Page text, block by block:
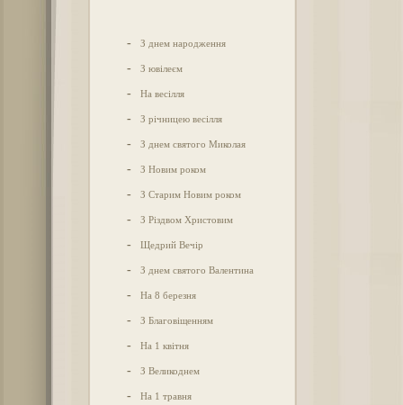
- З днем народження
- З ювілеєм
- На весілля
- З річницею весілля
- З днем святого Миколая
- З Новим роком
- З Старим Новим роком
- З Різдвом Христовим
- Щедрий Вечір
- З днем святого Валентина
- На 8 березня
- З Благовіщенням
- На 1 квітня
- З Великоднем
- На 1 травня